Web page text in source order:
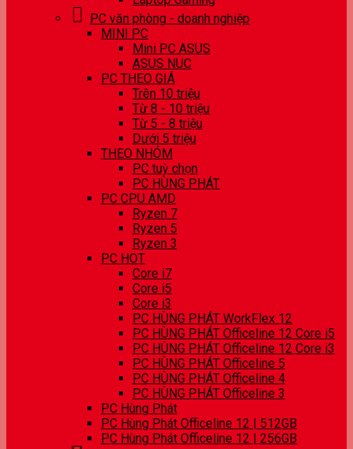
PC văn phòng - doanh nghiệp
MINI PC
Mini PC ASUS
ASUS NUC
PC THEO GIÁ
Trên 10 triệu
Từ 8 - 10 triệu
Từ 5 - 8 triệu
Dưới 5 triệu
THEO NHÓM
PC tuỳ chọn
PC HÙNG PHÁT
PC CPU AMD
Ryzen 7
Ryzen 5
Ryzen 3
PC HOT
Core i7
Core i5
Core i3
PC HÙNG PHÁT WorkFlex 12
PC HÙNG PHÁT Officeline 12 Core i5
PC HÙNG PHÁT Officeline 12 Core i3
PC HÙNG PHÁT Officeline 5
PC HÙNG PHÁT Officeline 4
PC HÙNG PHÁT Officeline 3
PC Hùng Phát
PC Hùng Phát Officeline 12 | 512GB
PC Hùng Phát Officeline 12 | 256GB